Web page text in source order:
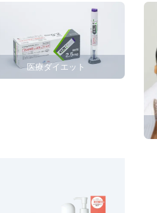
医療ダイエット